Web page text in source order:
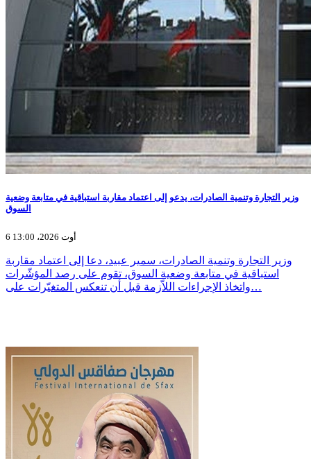
وزير التجارة وتنمية الصادرات، يدعو إلى اعتماد مقاربة استباقية في متابعة وضعية
السوق
6 أوت 2026، 13:00
وزير التجارة وتنمية الصادرات، سمير عبيد، دعا إلى اعتماد مقاربة
استباقية في متابعة وضعية السوق، تقوم على رصد المؤشّرات
واتخاذ الإجراءات اللاّزمة قبل أن تنعكس المتغيّرات على…